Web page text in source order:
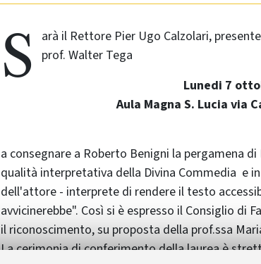
S
arà il Rettore Pier Ugo Calzolari,
prof. Walter Tega
Lunedi 7
Aula Magna S. Lucia via
a consegnare a Roberto Benigni la pergamena
qualità interpretativa della Divina Commedia e
dell'attore - interprete di rendere il testo
avvicinerebbe". Così si è espresso il Consiglio di
il riconoscimento, su proposta della prof.ssa
La cerimonia di conferimento della laurea è